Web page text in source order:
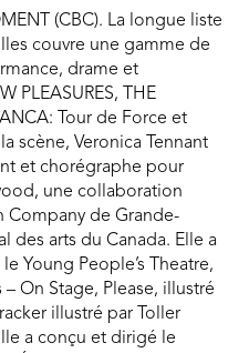
(CBC). La longue liste
couvre une gamme de
drame et
PLEASURES, THE
Tour de Force et
scène, Veronica Tennant
et chorégraphe pour
une collaboration
Company de Grande-
des arts du Canada. Elle a
Young People’s Theatre,
On Stage, Please, illustré
illustré par Toller
a conçu et dirigé le